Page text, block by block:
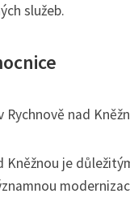
služeb.
nad
Kněžnou je